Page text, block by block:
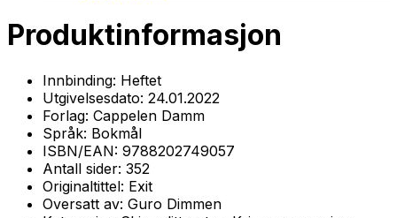
Produktinformasjon
Innbinding: Heftet
Utgivelsesdato: 24.01.2022
Forlag: Cappelen Damm
Språk: Bokmål
ISBN/EAN: 9788202749057
Antall sider: 352
Originaltittel: Exit
Oversatt av: Guro Dimmen